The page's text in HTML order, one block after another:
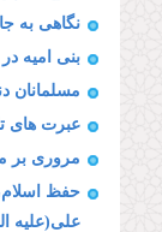
نگاهى به
بنى امیه
مسلمانان
عبرت هاى
مرورى بر
حفظ
على(علیه